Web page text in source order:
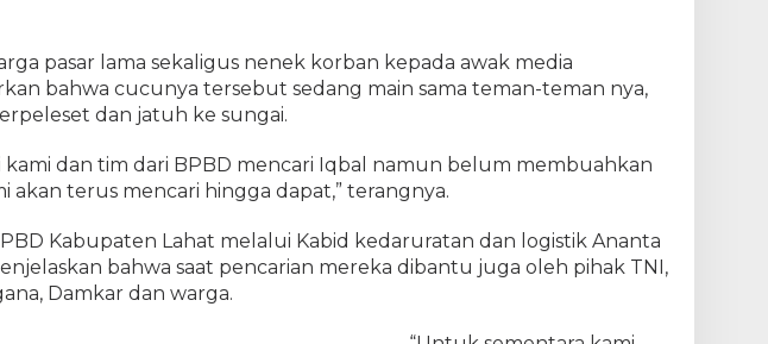
pasar lama sekaligus nenek korban kepada awak media
bahwa cucunya tersebut sedang main sama teman-teman nya,
dan jatuh ke sungai.
kami dan tim dari BPBD mencari Iqbal namun belum membuahkan
akan terus mencari hingga dapat,” terangnya.
Kabupaten Lahat melalui Kabid kedaruratan dan logistik Ananta
bahwa saat pencarian mereka dibantu juga oleh pihak TNI,
Damkar dan warga.